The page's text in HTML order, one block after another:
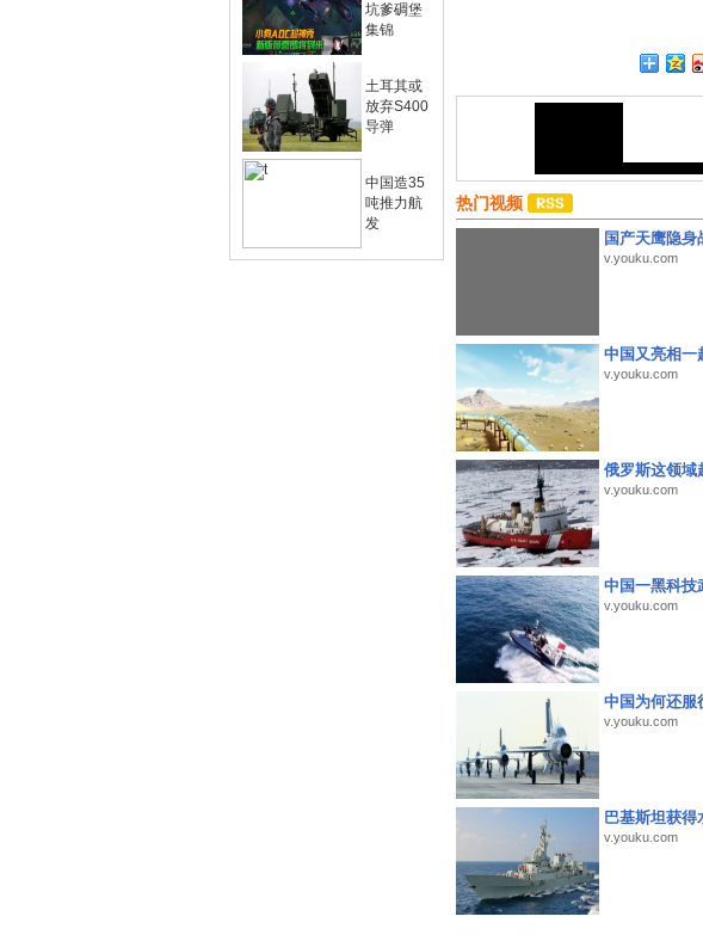
坑爹碉堡
集锦
土耳其或
放弃S400
导弹
中国造35
吨推力航
发
热门视频
国产天鹰隐身
v.youku.com
中国又亮相一
v.youku.com
俄罗斯这领域
v.youku.com
中国一黑科技
v.youku.com
中国为何还服
v.youku.com
巴基斯坦获得
v.youku.com